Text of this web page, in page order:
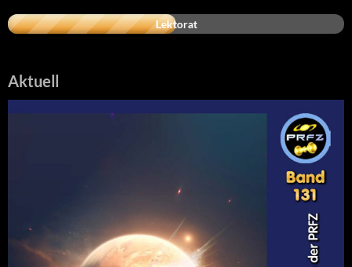
Lektorat
Aktuell